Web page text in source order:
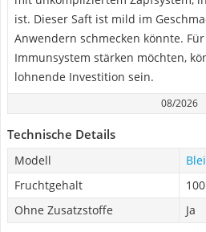
ist. Dieser Saft ist mild im
Anwendern schmecken könnte.
Immunsystem stärken möchten,
lohnende Investition sein.
08/2026
Technische Details
Modell
Fruchtgehalt
Ohne Zusatzstoffe
Ja